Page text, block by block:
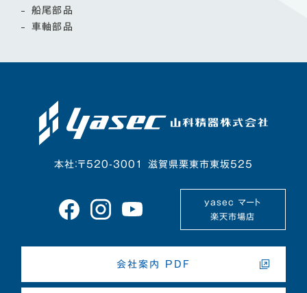
船尾部品
車軸部品
本社：〒520-3001 滋賀県栗東市東坂525
yasec マート
楽天市場店
会社案内 PDF